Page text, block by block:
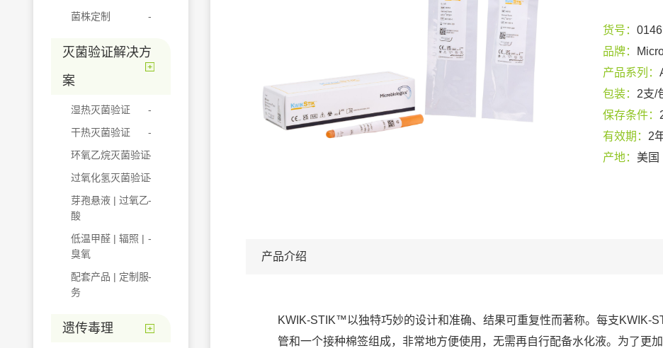
菌株定制
灭菌验证解决方
案
湿热灭菌验证
干热灭菌验证
环氧乙烷灭菌验证
过氧化氢灭菌验证
芽孢悬液 | 过氧乙
酸
低温甲醛 | 辐照 |
臭氧
配套产品 | 定制服
务
遗传毒理
货号：
品牌：
产品系列：
包装： 2支/
保存条件：
有效期： 2
产地： 美国
产品介绍
KWIK-STIK™以独特巧妙的设计和准确、结果可重复性而著称。每支KWIK-
管和一个接种棉签组成，非常地方便使用，无需再自行配备水化液。为了更